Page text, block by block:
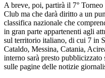
A breve, poi, partirà il 7°
Club ma che darà diritto a un
classifica nazionale che
in gran parte appartenenti agli
sul territorio italiano, di cui 7 in
Cataldo, Messina, Catania,
interno sarà presto
sulle pagine delle notizie